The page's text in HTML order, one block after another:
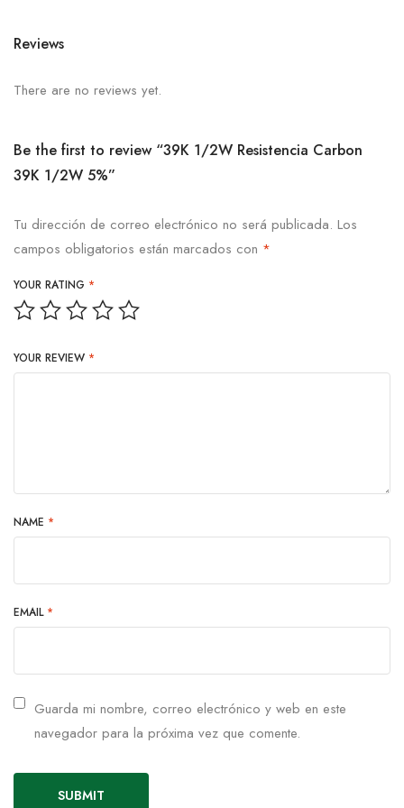
Reviews
There are no reviews yet.
Be the first to review “39K 1/2W Resistencia Carbon
39K 1/2W 5%”
Tu dirección de correo electrónico no será publicada. Los
campos obligatorios están marcados con *
YOUR RATING *
YOUR REVIEW *
NAME *
EMAIL *
Guarda mi nombre, correo electrónico y web en este
navegador para la próxima vez que comente.